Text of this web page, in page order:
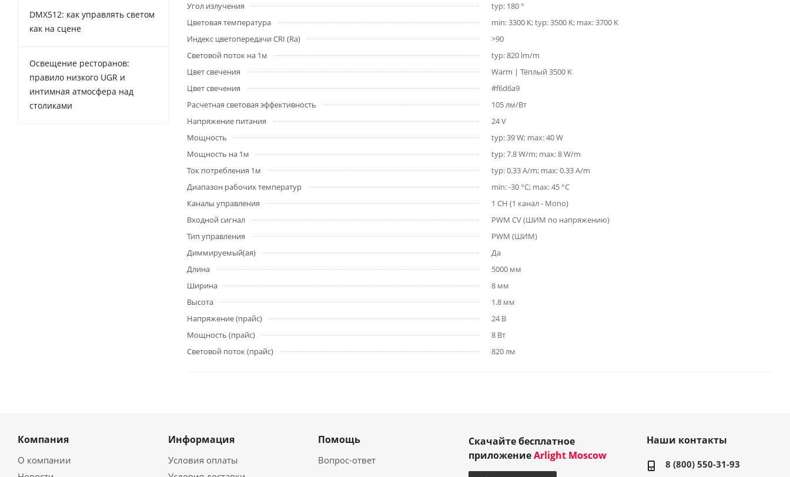
Угол излучения
typ: 180 °
Цветовая температура
min: 3300 K; typ: 3500 K; max: 3700 K
Индекс цветопередачи CRI (Ra)
>90
Световой поток на 1м
typ: 820 lm/m
Цвет свечения
Warm | Тёплый 3500 K
Цвет свечения
#f6d6a9
Расчетная световая эффективность
105 лм/Вт
Напряжение питания
24 V
Мощность
typ: 39 W; max: 40 W
Мощность на 1м
typ: 7.8 W/m; max: 8 W/m
Ток потребления 1м
typ: 0.33 A/m; max: 0.33 A/m
Диапазон рабочих температур
min: -30 °C; max: 45 °C
Каналы управления
1 CH (1 канал - Mono)
Входной сигнал
PWM СV (ШИМ по напряжению)
Тип управления
PWM (ШИМ)
Диммируемый(ая)
Да
Длина
5000 мм
Ширина
8 мм
Высота
1.8 мм
Напряжение (прайс)
24 В
Мощность (прайс)
8 Вт
Световой поток (прайс)
820 лм
DMX512: как управлять светом
как на сцене
Освещение ресторанов:
правило низкого UGR и
интимная атмосфера над
столиками
Компания
О компании
Информация
Условия оплаты
Помощь
Вопрос-ответ
Скачайте бесплатное
приложениеArlight Moscow
Наши контакты
8 (800) 550-31-93